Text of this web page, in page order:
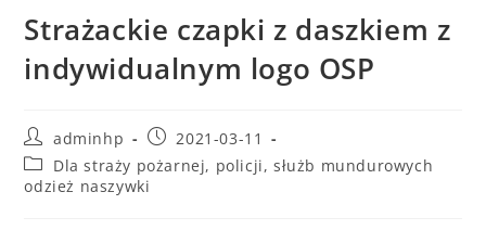
Strażackie czapki z daszkiem z
indywidualnym logo OSP
adminhp
2021-03-11
Dla straży pożarnej, policji, służb mundurowych
odzież naszywki